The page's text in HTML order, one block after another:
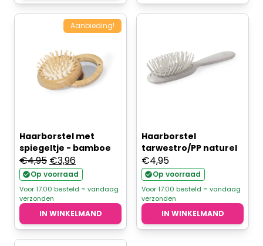
Aanbieding!
Haarborstel met
spiegeltje - bamboe
€4,95 Oorspronkelijke
prijs
was:
€4,95.
€3,96Huidige
prijs
is:
€3,96.
Op voorraad
Voor 17.00 besteld = vandaag
verzonden
IN WINKELMAND
Haarborstel
tarwestro/PP naturel
€4,95
Op voorraad
Voor 17.00 besteld = vandaag
verzonden
IN WINKELMAND